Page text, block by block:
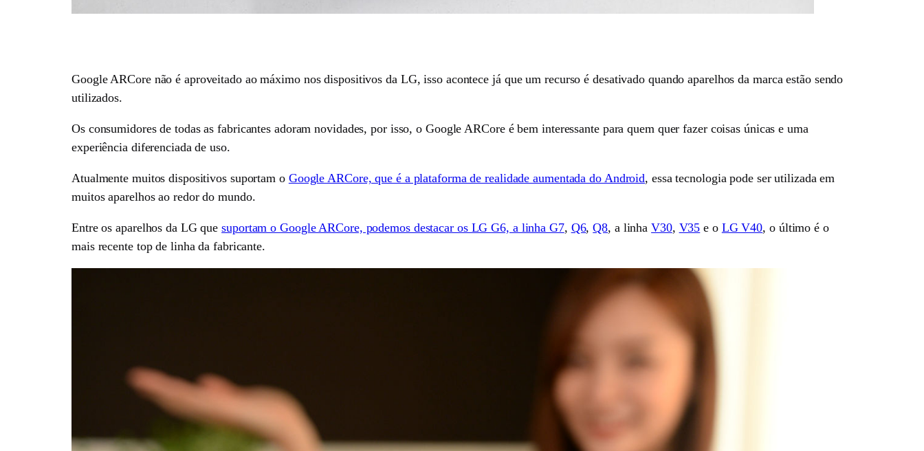
Google ARCore não é aproveitado ao máximo nos dispositivos da LG, isso acontece já que um recurso é desativado quando aparelhos da marca estão sendo
utilizados.
Os consumidores de todas as fabricantes adoram novidades, por isso, o Google ARCore é bem interessante para quem quer fazer coisas únicas e uma
experiência diferenciada de uso.
Atualmente muitos dispositivos suportam o Google ARCore, que é a plataforma de realidade aumentada do Android, essa tecnologia pode ser utilizada em
muitos aparelhos ao redor do mundo.
Entre os aparelhos da LG quesuportam o Google ARCore, podemos destacar os LG G6, a linha G7, Q6,Q8, a linhaV30, V35 e o LG V40, o último é o
mais recente top de linha da fabricante.